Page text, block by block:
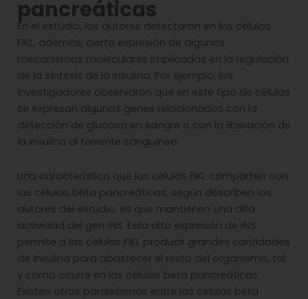
pancreáticas
En el estudio, los autores detectaron en las células
FIKL, además, cierta expresión de algunos
mecanismos moleculares implicados en la regulación
de la síntesis de la insulina. Por ejemplo, los
investigadores observaron que en este tipo de células
se expresan algunos genes relacionados con la
detección de glucosa en sangre o con la liberación de
la insulina al torrente sanguíneo.
Una característica que las células FIKL comparten con
las células beta pancreáticas, según describen los
autores del estudio, es que mantienen una alta
actividad del gen INS. Esta alta expresión de INS
permite a las células FIKL producir grandes cantidades
de insulina para abastecer el resto del organismo, tal
y como ocurre en las células beta pancreáticas.
Existen otros paralelismos entre las células beta